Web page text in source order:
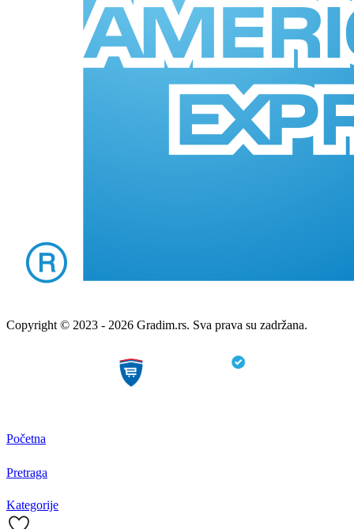
Copyright © 2023 - 2026 Gradim.rs. Sva prava su zadržana.
Početna
Pretraga
Kategorije